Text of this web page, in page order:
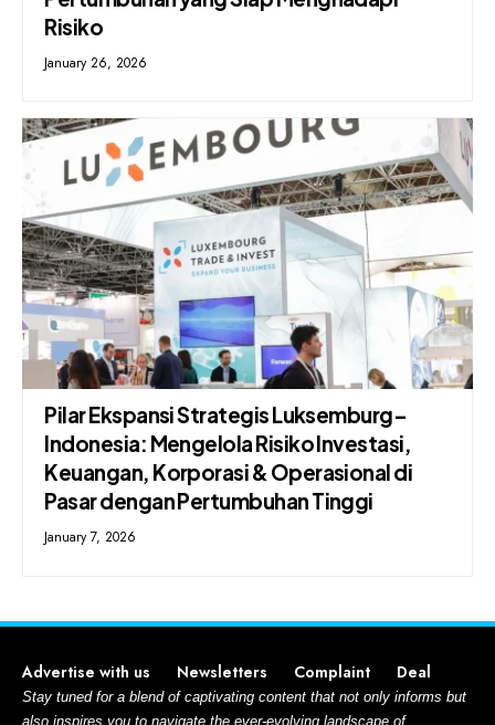
Risiko
January 26, 2026
Pilar Ekspansi Strategis Luksemburg–
Indonesia: Mengelola Risiko Investasi,
Keuangan, Korporasi & Operasional di
Pasar dengan Pertumbuhan Tinggi
January 7, 2026
Advertise with us Newsletters Complaint Deal
Stay tuned for a blend of captivating content that not only informs but
also inspires you to navigate the ever-evolving landscape of